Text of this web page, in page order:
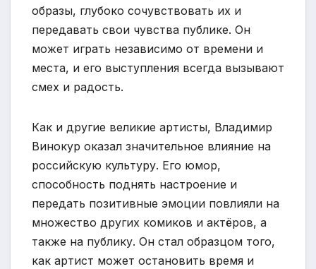
образы, глубоко сочувствовать их и
передавать свои чувства публике. Он
может играть независимо от времени и
места, и его выступления всегда вызывают
смех и радость.
Как и другие великие артисты, Владимир
Винокур оказал значительное влияние на
российскую культуру. Его юмор,
способность поднять настроение и
передать позитивные эмоции повлияли на
множество других комиков и актёров, а
также на публику. Он стал образцом того,
как артист может остановить время и